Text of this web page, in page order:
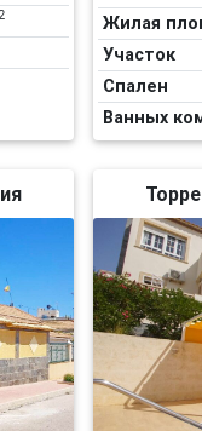
2 Жилая
Участок
Спален
Ванных